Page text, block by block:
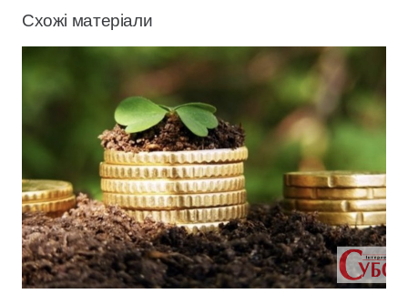
Схожі матеріали